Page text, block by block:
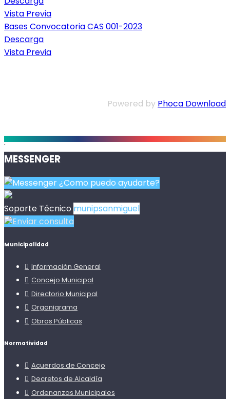
Vista Previa
Bases Convocatoria CAS 001-2023
Descarga
Vista Previa
Powered by Phoca Download
.
MESSENGER
¿Como puedo ayudarte?
Soporte Técnico munipsanmiguel
Enviar consulta
Municipalidad
Información General
Concejo Municipal
Directorio Municipal
Organigrama
Obras Públicas
Normatividad
Acuerdos de Concejo
Decretos de Alcaldía
Ordenanzas Municipales